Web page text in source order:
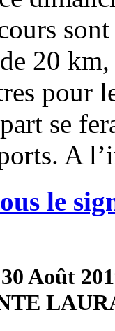
sont
20
pour
se
A
le
Août